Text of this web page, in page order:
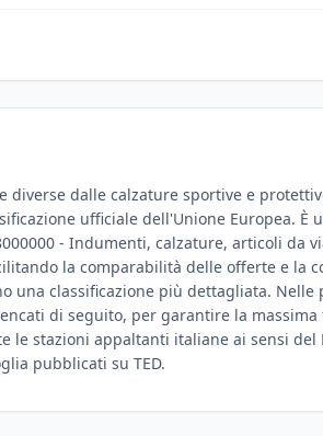
diverse dalle calzature sportive e
ufficiale dell'Unione Europea. È
- Indumenti, calzature, articoli da
la comparabilità delle offerte e la
una classificazione più dettagliata.
di seguito, per garantire la massima
le stazioni appaltanti italiane ai sensi del
pubblicati su TED.